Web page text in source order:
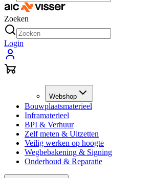
Zoeken
Login
Webshop
Bouwplaatsmaterieel
Inframaterieel
BPI & Verhuur
Zelf meten & Uitzetten
Veilig werken op hoogte
Wegbebakening & Signing
Onderhoud & Reparatie